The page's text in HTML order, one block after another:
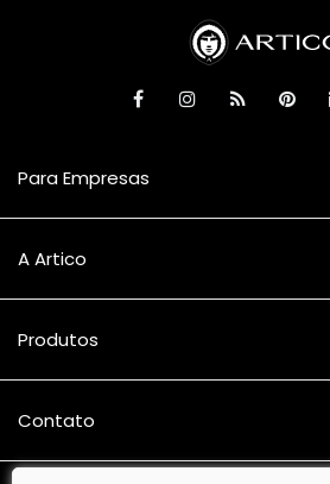
Para Empresas
A Artico
Produtos
Contato